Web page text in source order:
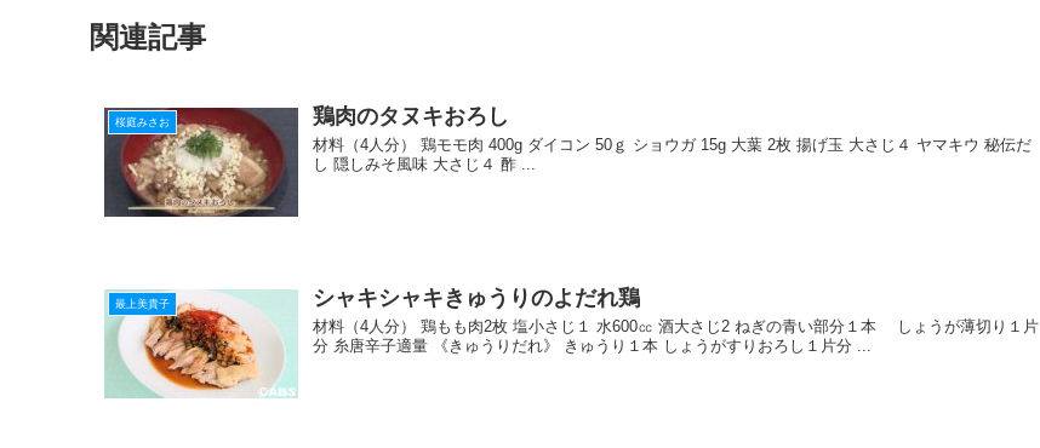
b
o
k
関連記事
桜庭みさお 鶏肉のタヌキおろし
材料（4人分） 鶏モモ肉 400g ダイコン 50ｇ ショウガ 15g 大葉 2枚 揚げ玉 大さじ４ ヤマキウ 秘伝だ
し 隠しみそ風味 大さじ４ 酢 ...
最上美貴子 シャキシャキきゅうりのよだれ鶏
材料（4人分） 鶏もも肉2枚 塩小さじ１ 水600㏄ 酒大さじ2 ねぎの青い部分１本 しょうが薄切り１片
分 糸唐辛子適量 《きゅうりだれ》 きゅうり１本 しょうがすりおろし１片分 ...